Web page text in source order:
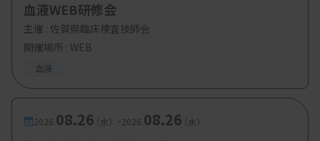
は許容する特徴とされ、否定条件とはならない。カ
テゴリーBでは「小さく、濃い」ことが条件である
ため、奇形のない赤血球と同等以上の大きさ、ある
いは同等から薄い色調は否定条件となる（
JSLH形態標準化案はICSH基準に準拠し、TMAの診
断に資することを目的としている。出現率1％以上
血液WEB研修会
主催 : 佐賀県臨床検査技師会
開催場所 : WEB
血液
2026. 08.26（水） -2026. 08.26（水）